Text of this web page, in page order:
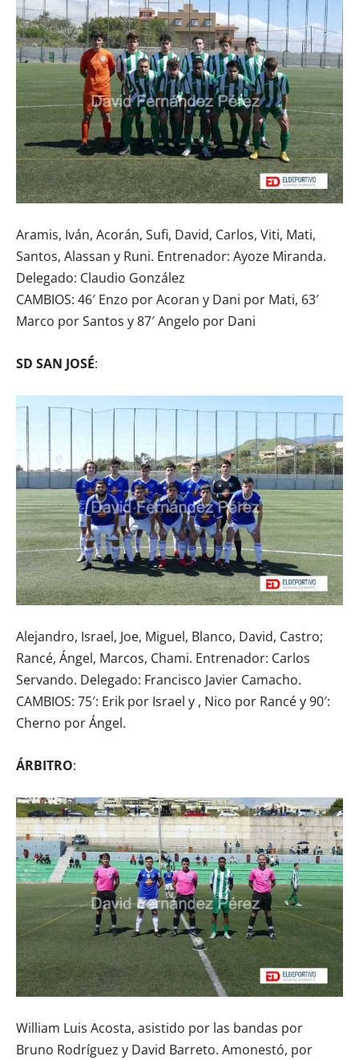
Aramis, Iván, Acorán, Sufi, David, Carlos, Viti, Mati,
Santos, Alassan y Runi. Entrenador: Ayoze Miranda.
Delegado: Claudio González
CAMBIOS: 46′ Enzo por Acoran y Dani por Mati, 63′
Marco por Santos y 87′ Angelo por Dani
SD SAN JOSÉ:
Alejandro, Israel, Joe, Miguel, Blanco, David, Castro;
Rancé, Ángel, Marcos, Chami. Entrenador: Carlos
Servando. Delegado: Francisco Javier Camacho.
CAMBIOS: 75′: Erik por Israel y , Nico por Rancé y 90′:
Cherno por Ángel.
ÁRBITRO:
William Luis Acosta, asistido por las bandas por
Bruno Rodríguez y David Barreto. Amonestó, por